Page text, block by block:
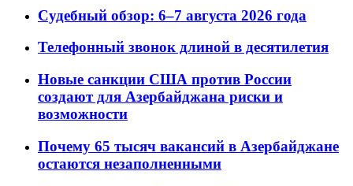
Судебный обзор: 6–7 августа 2026 года
Телефонный звонок длиной в десятилетия
Новые санкции США против России
создают для Азербайджана риски и
возможности
Почему 65 тысяч вакансий в Азербайджане
остаются незаполненными